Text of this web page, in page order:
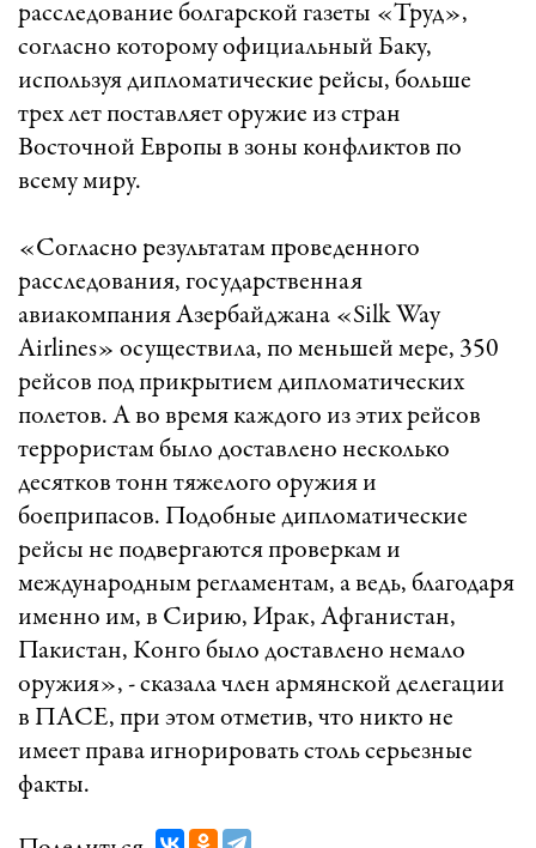
расследование болгарской газеты «Труд»,
согласно которому официальный Баку,
используя дипломатические рейсы, больше
трех лет поставляет оружие из стран
Восточной Европы в зоны конфликтов по
всему миру.
«Согласно результатам проведенного
расследования, государственная
авиакомпания Азербайджана «Silk Way
Airlines» осуществила, по меньшей мере, 350
рейсов под прикрытием дипломатических
полетов. А во время каждого из этих рейсов
террористам было доставлено несколько
десятков тонн тяжелого оружия и
боеприпасов. Подобные дипломатические
рейсы не подвергаются проверкам и
международным регламентам, а ведь, благодаря
именно им, в Сирию, Ирак, Афганистан,
Пакистан, Конго было доставлено немало
оружия», - сказала член армянской делегации
в ПАСЕ, при этом отметив, что никто не
имеет права игнорировать столь серьезные
факты.